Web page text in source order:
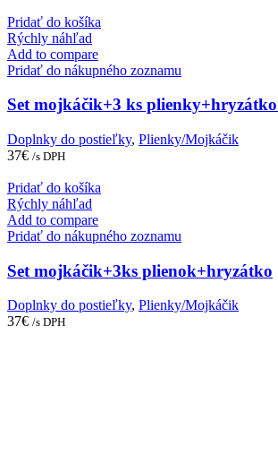
Pridať do košíka
Rýchly náhľad
Add to compare
Pridať do nákupného zoznamu
Set mojkáčik+3 ks
Doplnky do postieľky, Plienky/Mojkáčik
37€ /s DPH
Pridať do košíka
Rýchly náhľad
Add to compare
Pridať do nákupného zoznamu
Set mojkáčik+3ks plienok+hryzátko
Doplnky do postieľky, Plienky/Mojkáčik
37€ /s DPH